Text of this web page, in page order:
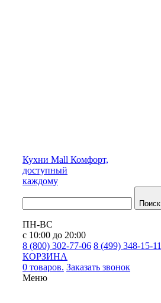
Кухни Mall Комфорт,
доступный
каждому
Поиск
ПН-ВС
с 10:00 до 20:00
8 (800) 302-77-06 8 (499) 348-15-11
КОРЗИНА
0 товаров. Заказать звонок
Меню